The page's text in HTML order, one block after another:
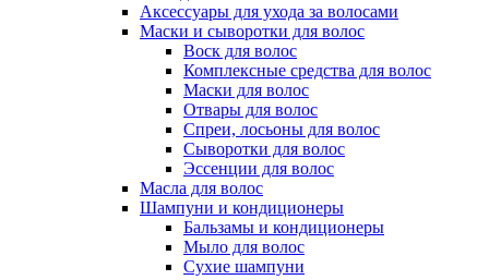
Аксессуары для ухода за волосами
Маски и сыворотки для волос
Воск для волос
Комплексные средства для волос
Маски для волос
Отвары для волос
Спреи, лосьоны для волос
Сыворотки для волос
Эссенции для волос
Масла для волос
Шампуни и кондиционеры
Бальзамы и кондиционеры
Мыло для волос
Сухие шампуни